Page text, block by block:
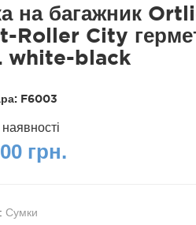
на багажник
Roller City
white-black
F6003
грн.
Сумки